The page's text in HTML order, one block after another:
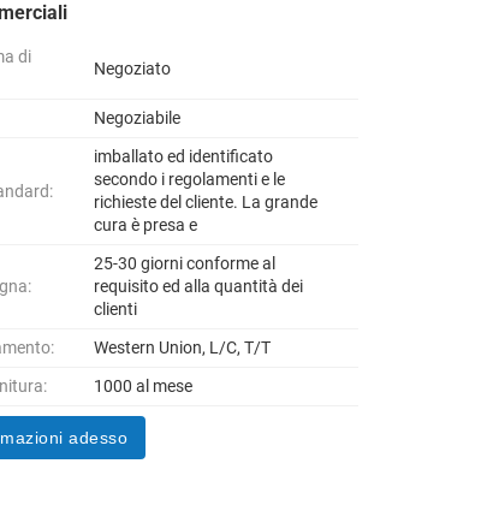
di
Negoziato
Negoziabile
imballato ed identificato
secondo i regolamenti e le
richieste del cliente. La grande
cura è presa e
25-30 giorni conforme al
requisito ed alla quantità dei
clienti
Western Union, L/C, T/T
1000 al mese
adesso